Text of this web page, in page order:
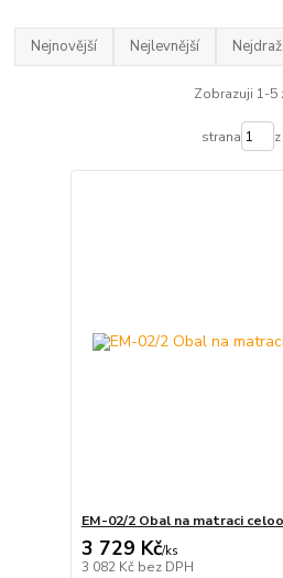
Nejnovější Nejlevnější
Zobrazuji 1-5
strana
EM-02/2 Obal na matraci
3 729 Kč/ks
3 082 Kč bez DPH